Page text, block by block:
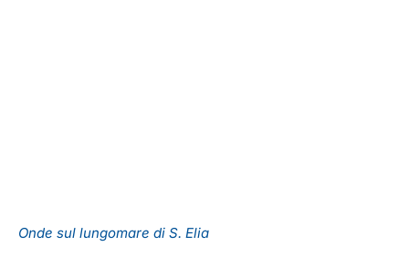
Onde sul lungomare di S. Elia